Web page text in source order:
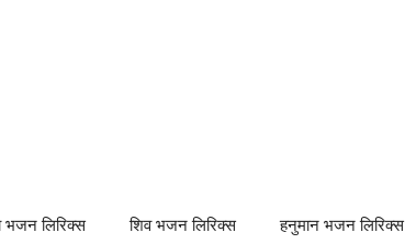
भजन लिरिक्स शिव भजन लिरिक्स हनुमान भजन लिरिक्स